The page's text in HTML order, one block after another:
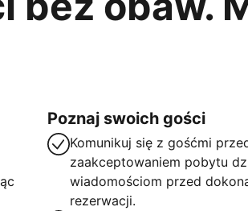
Poznaj swoich gości
Komunikuj się z gośćmi
zaakceptowaniem pobytu
wiadomościom przed
rezerwacji.